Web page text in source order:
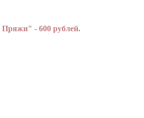
Пряжи" - 600 рублей.